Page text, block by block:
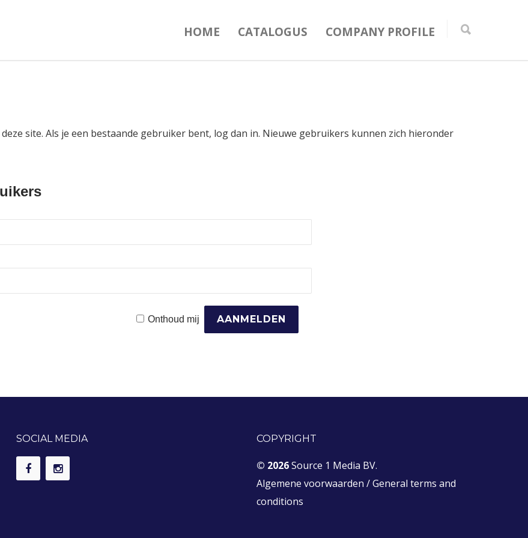
HOME CATALOGUS COMPANY PROFILE
site. Als je een bestaande gebruiker bent, log dan in. Nieuwe gebruikers kunnen zich hieronder
Onthoud mij
SOCIAL MEDIA COPYRIGHT
© 2026Source 1 Media BV.
Algemene voorwaarden /General terms and
conditions